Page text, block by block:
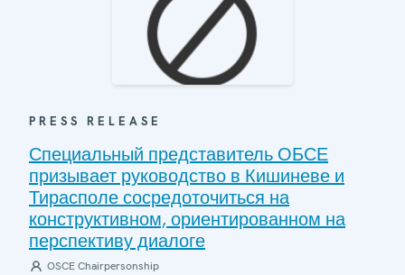
PRESS RELEASE
Специальный представитель ОБСЕ
призывает руководство в Кишиневе и
Тирасполе сосредоточиться на
конструктивном, ориентированном на
перспективу диалоге
OSCE Chairpersonship